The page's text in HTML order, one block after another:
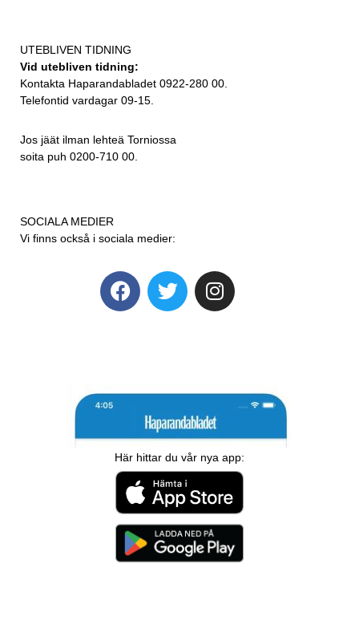
UTEBLIVEN TIDNING
Vid utebliven tidning:
Kontakta Haparandabladet 0922-280 00.
Telefontid vardagar 09-15.
Jos jäät ilman lehteä Torniossa
soita puh 0200-710 00.
SOCIALA MEDIER
Vi finns också i sociala medier:
Här hittar du vår nya app: